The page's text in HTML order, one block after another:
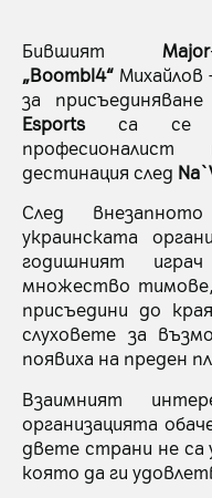
БившиятMajor
„Boombl4“
за
Esports са се
дестинация след
След
украинската
годишният
множество
присъедини до
слуховете за
появиха на преден
Взаимният
организацията
двете страни не са
която да ги